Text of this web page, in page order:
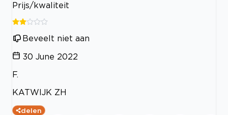
Prijs/kwaliteit
Beveelt niet aan
30 June 2022
F.
KATWIJK ZH
delen